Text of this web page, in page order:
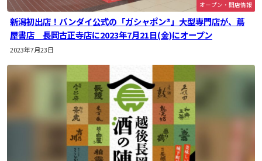
オープン・開店情報
新潟初出店！バンダイ公式の「ガシャポン®」大型専門店が、蔦
屋書店 長岡古正寺店に2023年7月21日(金)にオープン
2023年7月23日